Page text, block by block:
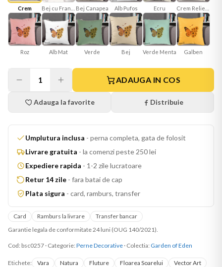
Crem Bej Canapea Alb Pufos Ecru
Roz Alb Mat Verde Bej Verde Menta Galben
1 ADAUGA IN COS
Adauga la favorite Distribuie
Umplutura inclusa - perna completa, gata de folosit
Livrare gratuita - la comenzi peste 250 lei
Expediere rapida - 1-2 zile lucratoare
Retur 14 zile - fara batai de cap
Plata sigura - card, ramburs, transfer
Card Ramburs la livrare
Transfer bancar
Garantie legala de conformitate 24 luni (OUG 140/2021).
Cod: bsc0257 · Categorie: Perne Decorative · Colectia: Garden of Eden
Etichete: Vara Natura Fluture Floarea Soarelui
Vector Art